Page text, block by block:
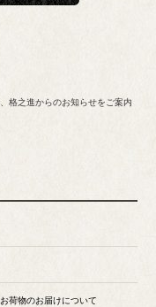
格之進からのお知らせをご案内
荷物のお届けについて